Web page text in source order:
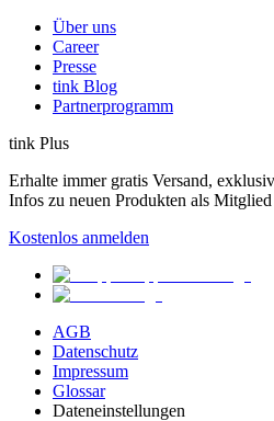
Über uns
Career
Presse
tink Blog
Partnerprogramm
tink Plus
Erhalte immer gratis Versand,
Infos zu neuen Produkten als
Kostenlos anmelden
AGB
Datenschutz
Impressum
Glossar
Dateneinstellungen